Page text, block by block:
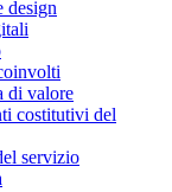
design
di valore
costitutivi del
servizio